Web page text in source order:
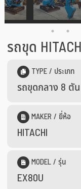
รถขุด
TYPE / ประเภท
รถขุดกลาง 8 ตัน
MAKER / ยี่ห้อ
HITACHI
MODEL / รุ่น
EX80U